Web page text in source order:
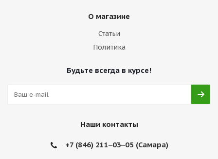
О магазине
Статьи
Политика
Будьте всегда в курсе!
Наши контакты
+7 (846) 211‒03‒05 (Самара)